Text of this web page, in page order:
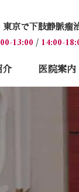
東京で下肢静脈瘤
13:00/14:00-
医院案内